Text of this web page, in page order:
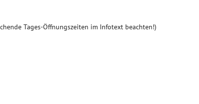
Tages-Öffnungszeiten im Infotext beachten!)